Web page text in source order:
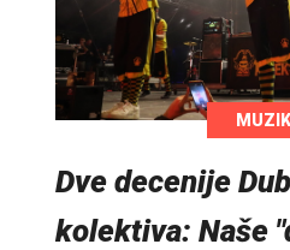
Dve decenije
kolektiva: Naše